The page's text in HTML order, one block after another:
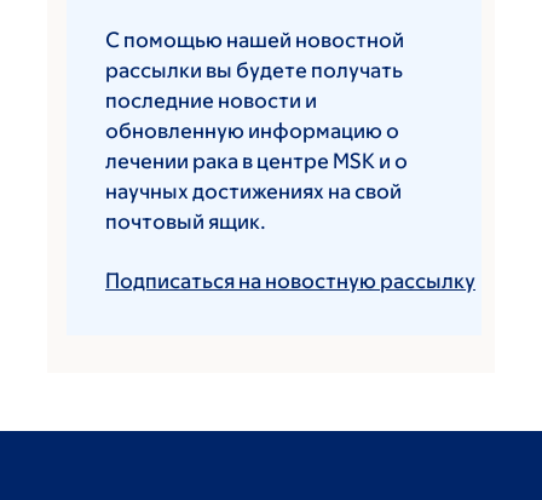
С помощью нашей новостной
рассылки вы будете получать
последние новости и
обновленную информацию о
лечении рака в центре MSK и о
научных достижениях на свой
почтовый ящик.
Подписаться на новостную рассылку